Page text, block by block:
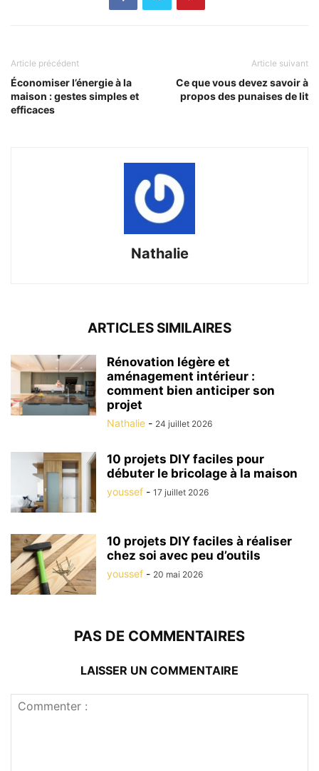
Article précédent
Économiser l’énergie à la
maison : gestes simples et
efficaces
Article suivant
Ce que vous devez savoir à
propos des punaises de lit
Nathalie
ARTICLES SIMILAIRES
Rénovation légère et
aménagement intérieur :
comment bien anticiper son
projet
Nathalie - 24 juillet 2026
10 projets DIY faciles pour
débuter le bricolage à la maison
youssef - 17 juillet 2026
10 projets DIY faciles à réaliser
chez soi avec peu d’outils
youssef - 20 mai 2026
PAS DE COMMENTAIRES
LAISSER UN COMMENTAIRE